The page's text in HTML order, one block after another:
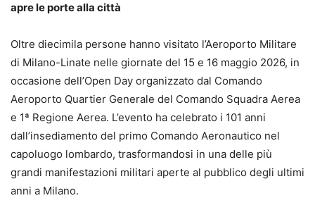
apre le porte alla città
Oltre diecimila persone hanno visitato l’Aeroporto Militare
di Milano-Linate nelle giornate del 15 e 16 maggio 2026, in
occasione dell’Open Day organizzato dal Comando
Aeroporto Quartier Generale del Comando Squadra Aerea
e 1ª Regione Aerea. L’evento ha celebrato i 101 anni
dall’insediamento del primo Comando Aeronautico nel
capoluogo lombardo, trasformandosi in una delle più
grandi manifestazioni militari aperte al pubblico degli ultimi
anni a Milano.